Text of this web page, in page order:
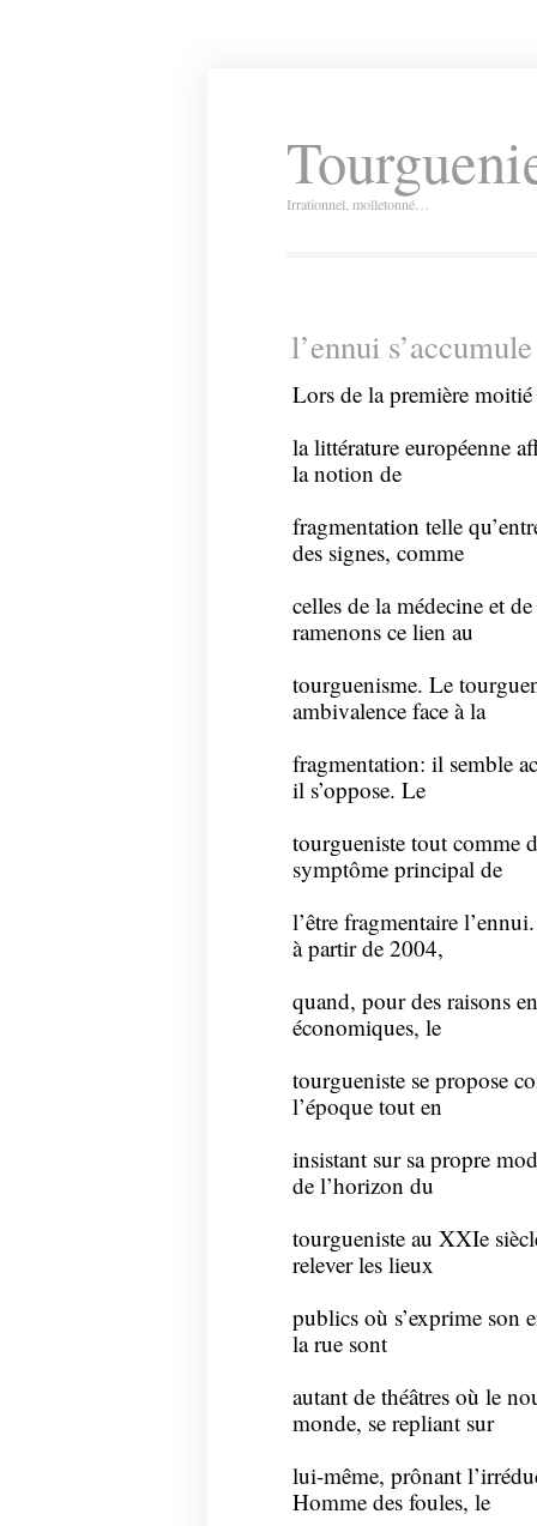
Irrationnel, molletonné…
l’ennui
Lors de la première
la littérature européenne
la notion de
fragmentation telle
des signes, comme
celles de la médecine et
ramenons ce lien au
tourguenisme. Le
ambivalence face à la
fragmentation: il semble
il s’oppose. Le
tourgueniste tout comme
symptôme principal de
l’être fragmentaire
à partir de 2004,
quand, pour des raisons
économiques, le
tourgueniste se propose
l’époque tout en
insistant sur sa propre
de l’horizon du
tourgueniste au XXIe
relever les lieux
publics où s’exprime son
la rue sont
autant de théâtres où le
monde, se repliant sur
lui-même, prônant
Homme des foules, le